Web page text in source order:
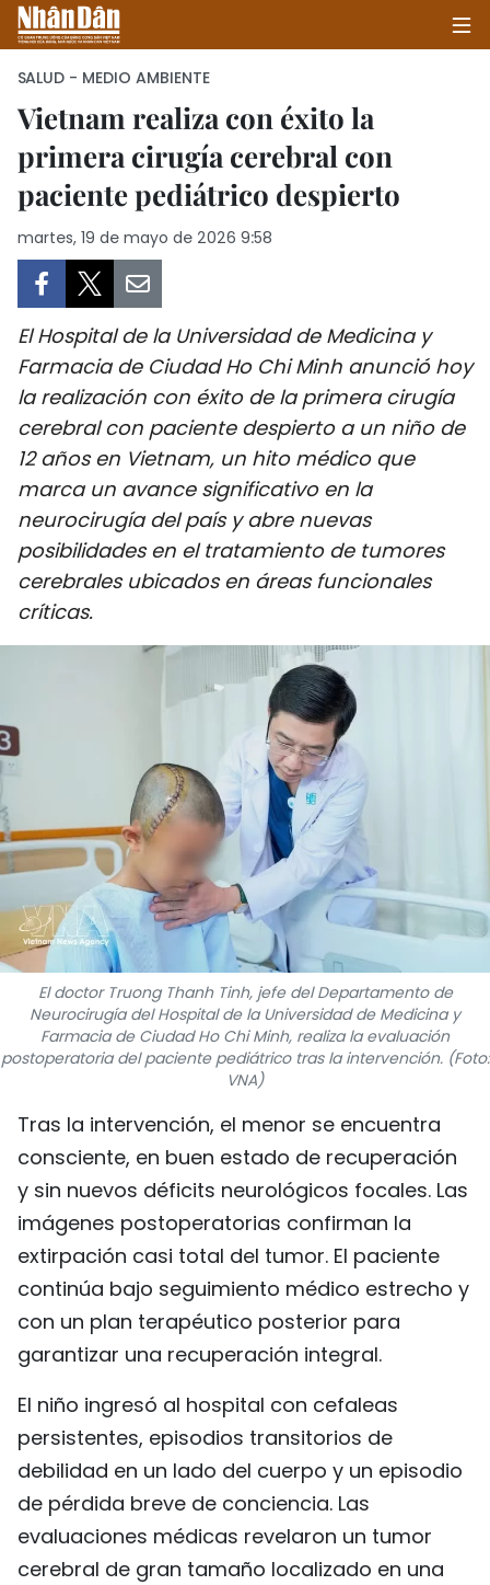
INICIO
POLÍTICA
SALUD - MEDIO AMBIENTE
CULTURA - ENTRETENIMIENTO
INTERNACIONAL
DEPORTES
VIAJES
HISTORIAS MULTIMEDIA
FOTOGRAFÍA
¿QUIÉNES SOMOS?
TIẾNG VIỆT
ENGLISH
中文
FRANÇAIS
РУССКИЙ
SALUD - MEDIO AMBIENTE
Vietnam realiza con éxito la
primera cirugía cerebral con
paciente pediátrico despierto
martes, 19 de mayo de 2026 9:58
El Hospital de la Universidad de Medicina y
Farmacia de Ciudad Ho Chi Minh anunció hoy
la realización con éxito de la primera cirugía
cerebral con paciente despierto a un niño de
12 años en Vietnam, un hito médico que
marca un avance significativo en la
neurocirugía del país y abre nuevas
posibilidades en el tratamiento de tumores
cerebrales ubicados en áreas funcionales
críticas.
El doctor Truong Thanh Tinh, jefe del Departamento de
Neurocirugía del Hospital de la Universidad de Medicina y
Farmacia de Ciudad Ho Chi Minh, realiza la evaluación
postoperatoria del paciente pediátrico tras la intervención. (Foto:
VNA)
Tras la intervención, el menor se encuentra
consciente, en buen estado de recuperación
y sin nuevos déficits neurológicos focales. Las
imágenes postoperatorias confirman la
extirpación casi total del tumor. El paciente
continúa bajo seguimiento médico estrecho y
con un plan terapéutico posterior para
garantizar una recuperación integral.
El niño ingresó al hospital con cefaleas
persistentes, episodios transitorios de
debilidad en un lado del cuerpo y un episodio
de pérdida breve de conciencia. Las
evaluaciones médicas revelaron un tumor
cerebral de gran tamaño localizado en una